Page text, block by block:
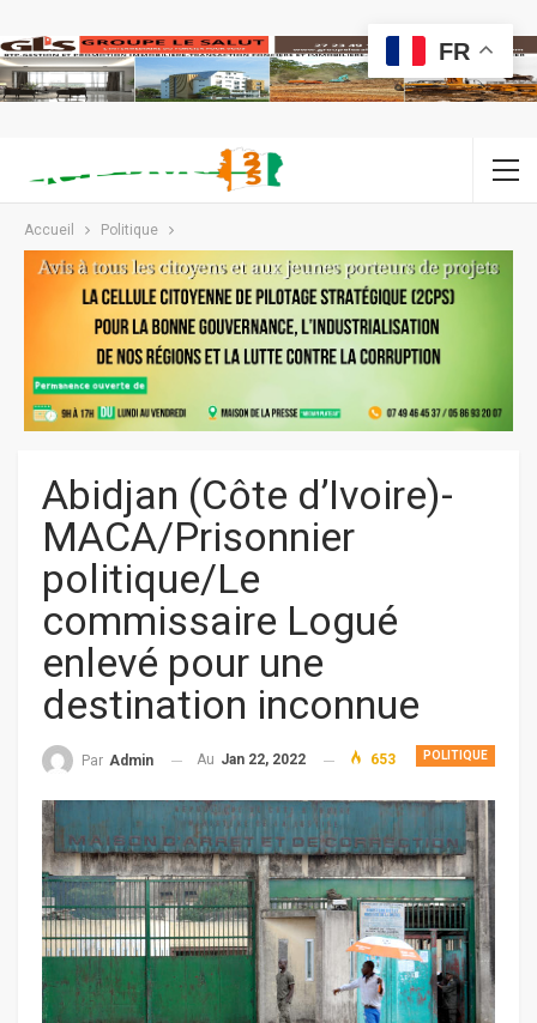
Accueil Politique
Abidjan (Côte d’Ivoire)-
MACA/Prisonnier
politique/Le
commissaire Logué
enlevé pour une
destination inconnue
POLITIQUE
Par Admin Au Jan 22, 2022 653
FR